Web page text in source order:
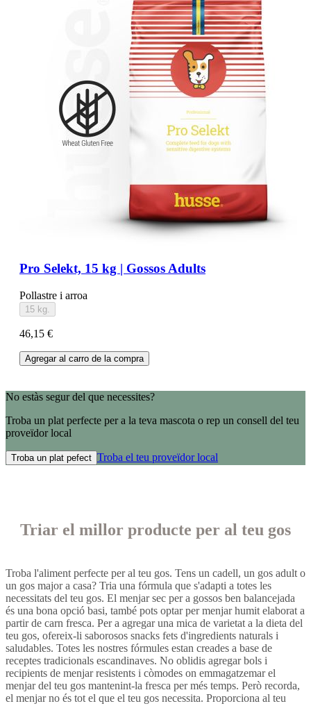
Pro Selekt, 15 kg | Gossos Adults
Pollastre i arroa
15 kg.
46,15 €
Agregar al carro de la compra
No estàs segur del que necessites?
Troba un plat perfecte per a la teva mascota o rep un consell del teu
proveïdor local
Troba un plat pefect Troba el teu proveïdor local
Triar el millor producte per al teu gos
Troba l'aliment perfecte per al teu gos. Tens un cadell, un gos adult o
un gos major a casa? Tria una fórmula que s'adapti a totes les
necessitats del teu gos. El menjar sec per a gossos ben balancejada
és una bona opció basi, també pots optar per menjar humit elaborat a
partir de carn fresca. Per a agregar una mica de varietat a la dieta del
teu gos, ofereix-li saborosos snacks fets d'ingredients naturals i
saludables. Totes les nostres fórmules estan creades a base de
receptes tradicionals escandinaves. No oblidis agregar bols i
recipients de menjar resistents i còmodes on emmagatzemar el
menjar del teu gos mantenint-la fresca per més temps. Però recorda,
el menjar no és tot el que el teu gos necessita. Proporciona al teu